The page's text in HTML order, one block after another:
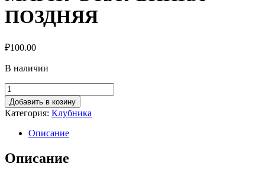
ПОЗДНЯЯ
₽100.00
В наличии
Добавить в козину
Категория: Клубника
Описание
Описание